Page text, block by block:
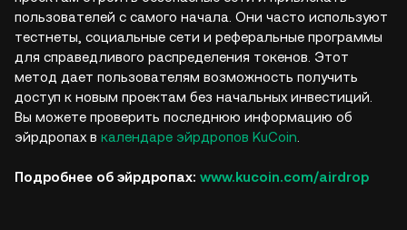
пользователей с самого начала. Они часто используют
тестнеты, социальные сети и реферальные программы
для справедливого распределения токенов. Этот
метод дает пользователям возможность получить
доступ к новым проектам без начальных инвестиций.
Вы можете проверить последнюю информацию об
эйрдропах в календаре эйрдропов KuCoin
Подробнее об эйрдропах: www.kucoin.com/airdrop